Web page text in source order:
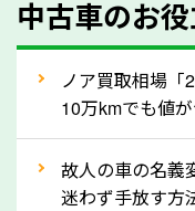
型式／グレード
走行距離（例：
車検の満了日
内装や外装の状態
定を行い高価買取
中古車のお
ノア買取相場「
10万kmでも値
故人の車の名義
迷わず手放す方